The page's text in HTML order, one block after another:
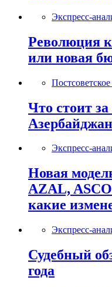
Экспресс-
Революция
или новая
Что стоит
Экспресс-
Новая
AZAL,
какие
Экспресс-
Судебный
года